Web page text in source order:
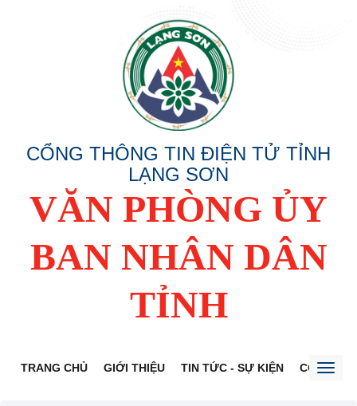
CỔNG THÔNG TIN ĐIỆN TỬ TỈNH
LẠNG SƠN
VĂN PHÒNG ỦY
BAN NHÂN DÂN
TỈNH
TRANG CHỦ GIỚI THIỆU TIN TỨC - SỰ KIỆN CỔNG